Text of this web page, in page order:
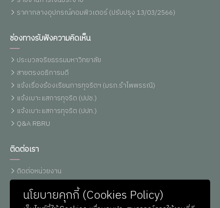
ราคากลางอุปกรณ์คอมพิวเตอร์ (ปรับปรุง 13/03/2566)
ช่องทางรับฟังความคิดเห็น
ประมวลจริยธรรมมหาวิทยาลัย
สายตรงอธิการบดี
แจ้งเรื่องร้องเรียนการทุจริตฯ (มรภ.รำไพพรรณี)
แจ้งเบาะแสการทุจริต (ปปช.)
แจ้งเบาะแสการทุจริต (ปปท.)
Q&A RBRU
ติดต่อเรา
ติดต่อหน่วยงาน
แผนที่รำไพฯ
นโยบายคุกกี้ (Cookies Policy)